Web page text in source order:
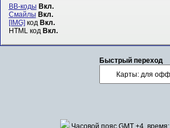
BB-коды Вкл.
Смайлы Вкл.
[IMG]код Вкл.
HTML код Вкл.
Быстрый переход
Часовой пояс GMT +4, время: